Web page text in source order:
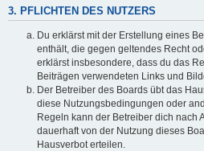
3. PFLICHTEN DES NUTZERS
Du erklärst mit der Erstellung eines
enthält, die gegen geltendes Recht
erklärst insbesondere, dass du das
Beiträgen verwendeten Links und
Der Betreiber des Boards übt das
diese Nutzungsbedingungen oder
Regeln kann der Betreiber dich nach
dauerhaft von der Nutzung dieses
Hausverbot erteilen.